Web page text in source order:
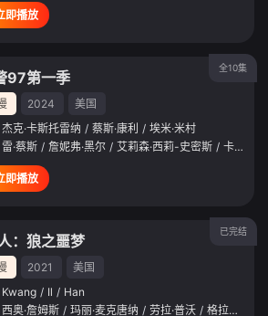
即播放
全10集
97第一季
2024
美国
杰克·卡斯托雷纳 / 蔡斯·康利 / 埃米·米村
雷·蔡斯 / 詹妮弗·黑尔 / 艾莉森·西莉-史密斯 / 卡尔·J·杜德
即播放
已完结
：狼之噩梦
2021
美国
Kwang / Il / Han
西奥·詹姆斯 / 玛丽·麦克唐纳 / 劳拉·普沃 / 格拉汉姆·麦克塔维什